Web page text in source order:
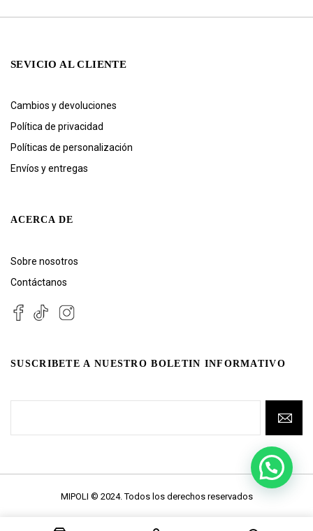
SEVICIO AL CLIENTE
Cambios y devoluciones
Política de privacidad
Políticas de personalización
Envíos y entregas
ACERCA DE
Sobre nosotros
Contáctanos
SUSCRIBETE A NUESTRO BOLETIN INFORMATIVO
MIPOLI © 2024. Todos los derechos reservados